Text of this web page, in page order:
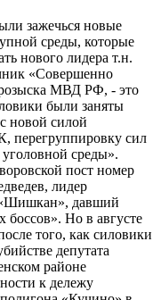
зажечься новые
среды, которые
нового лидера т.н.
«Совершенно
МВД РФ, - это
были заняты
новой силой
перегруппировку сил
среды».
пост номер
лидер
«Шишкан», давший
боссов». Но в августе
того, как силовики
депутата
районе
к дележу